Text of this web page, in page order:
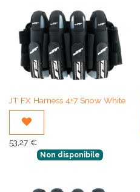
JT FX Harness 4+7 Snow White
53,27 €
Non disponibile